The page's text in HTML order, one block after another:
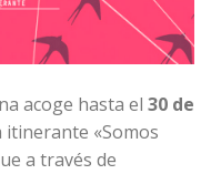
acoge hasta el 30 de
itinerante «Somos
a través de